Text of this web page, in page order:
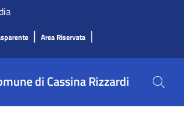
| Area Riservata |
di Cassina Rizzardi